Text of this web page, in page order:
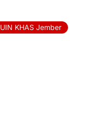
UIN KHAS Jember